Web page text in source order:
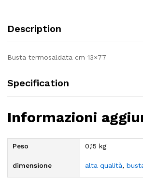
Description
Busta termosaldata cm 13×77
Specification
Informazioni
Peso 0,15 kg
dimensione alta qualità,